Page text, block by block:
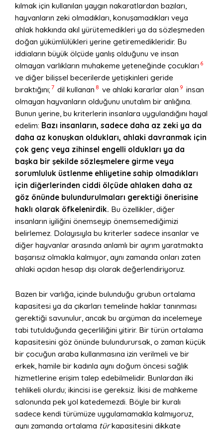
kılmak için kullanılan yaygın nakaratlardan bazıları,
hayvanların zeki olmadıkları, konuşamadıkları veya
ahlak hakkında akıl yürütemedikleri ya da sözleşmeden
doğan yükümlülükleri yerine getiremedikleridir. Bu
iddiaların büyük ölçüde yanlış olduğunu ve insan
olmayan varlıkların muhakeme yeteneğinde çocukları 6
ve diğer bilişsel becerilerde yetişkinleri geride
bıraktığını; 7 dil kullanan 8 ve ahlaki kararlar alan 9 insan
olmayan hayvanların olduğunu unutalım bir anlığına.
Bunun yerine, bu kriterlerin insanlara uygulandığını hayal
edelim: Bazı insanların, sadece daha az zeki ya da
daha az konuşkan oldukları, ahlaki davranmak için
çok genç veya zihinsel engelli oldukları ya da
başka bir şekilde sözleşmelere girme veya
sorumluluk üstlenme ehliyetine sahip olmadıkları
için diğerlerinden ciddi ölçüde ahlaken daha az
göz önünde bulundurulmaları gerektiği önerisine
haklı olarak öfkelenirdik. Bu özellikler, diğer
insanların iyiliğini önemseyip önemsemediğimizi
belirlemez. Dolayısıyla bu kriterler sadece insanlar ve
diğer hayvanlar arasında anlamlı bir ayrım yaratmakta
başarısız olmakla kalmıyor, aynı zamanda onları zaten
ahlaki açıdan hesap dışı olarak değerlendiriyoruz.
Bazen bir varlığa, içinde bulunduğu grubun ortalama
kapasitesi ya da çıkarları temelinde haklar tanınması
gerektiği savunulur, ancak bu argüman da incelemeye
tabi tutulduğunda geçerliliğini yitirir. Bir türün ortalama
kapasitesini göz önünde bulundurursak, o zaman küçük
bir çocuğun araba kullanmasına izin verilmeli ve bir
erkek, hamile bir kadınla aynı doğum öncesi sağlık
hizmetlerine erişim talep edebilmelidir. Bunlardan ilki
tehlikeli olurdu; ikincisi ise gereksiz. İkisi de mahkeme
salonunda pek yol katedemezdi. Böyle bir kuralı
sadece kendi türümüze uygulamamakla kalmıyoruz,
aynı zamanda ortalama türkapasitesini dikkate